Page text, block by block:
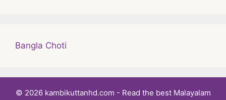
Bangla Choti
© 2026 kambikuttanhd.com - Read the best Malayalam